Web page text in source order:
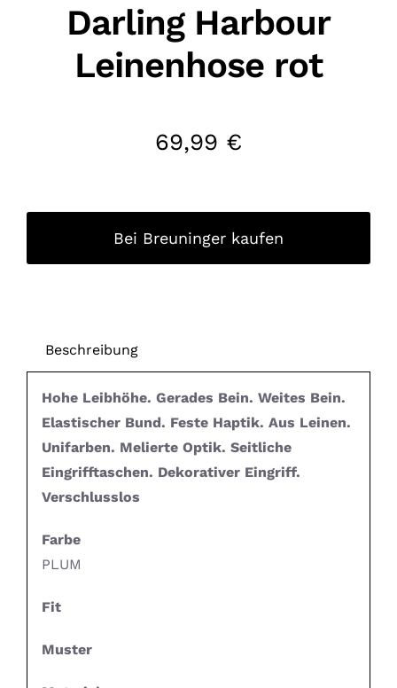
Darling Harbour
Leinenhose rot
69,99 €
Bei Breuninger kaufen
Beschreibung
Hohe Leibhöhe. Gerades Bein. Weites Bein.
Elastischer Bund. Feste Haptik. Aus Leinen.
Unifarben. Melierte Optik. Seitliche
Eingrifftaschen. Dekorativer Eingriff.
Verschlusslos
Farbe
PLUM
Fit
Muster